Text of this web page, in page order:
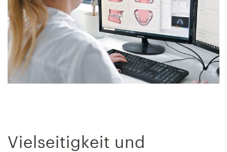
Vielseitigkeit und